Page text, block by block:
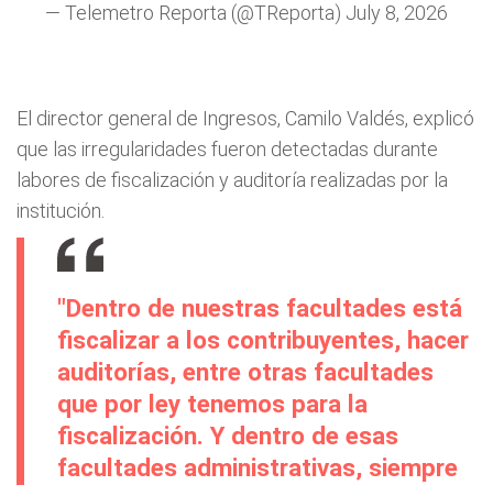
— Telemetro Reporta (@TReporta) July 8, 2026
El director general de Ingresos, Camilo Valdés, explicó
que las irregularidades fueron detectadas durante
labores de fiscalización y auditoría realizadas por la
institución.
"Dentro de nuestras facultades está
fiscalizar a los contribuyentes, hacer
auditorías, entre otras facultades
que por ley tenemos para la
fiscalización. Y dentro de esas
facultades administrativas, siempre